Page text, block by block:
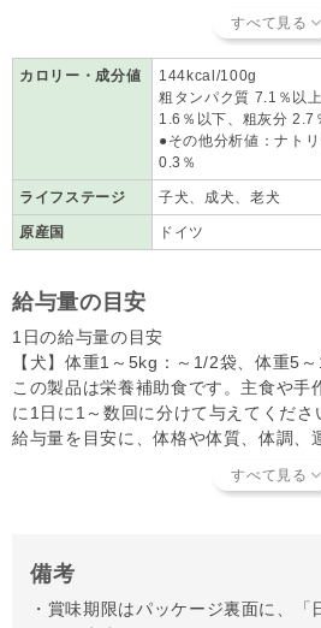
カロリー・成分値
144kcal/100g
粗タンパク質 7.1％以
1.6％以下、粗灰分 2.7
●その他分析値：ナト
0.3％
ライフステージ 子犬、成犬、老犬
原産国 ドイツ
給与量の目安
1日の給与量の目安
【犬】体重1～5kg：～1/2袋、体重5
この製品は栄養補助食です。主食や手
に1日に1～数回に分けて与えてくださ
給与量を目安に、体格や体質、体調、
備考
・賞味期限はパッケージ裏面に、